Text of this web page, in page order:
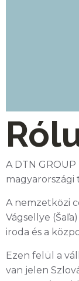
A DTN
magyarországi
A nemzetközi
Vágsellye
iroda és a
Ezen felül a
van jelen